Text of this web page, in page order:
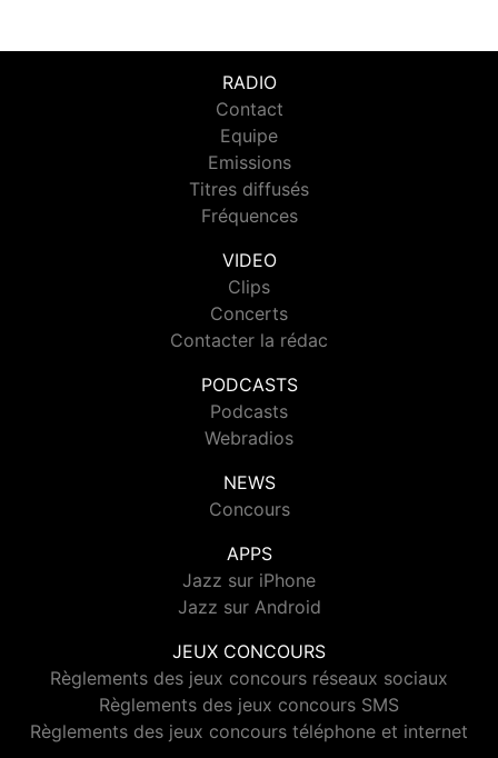
RADIO
Contact
Equipe
Emissions
Titres diffusés
Fréquences
VIDEO
Clips
Concerts
Contacter la rédac
PODCASTS
Podcasts
Webradios
NEWS
Concours
APPS
Jazz sur iPhone
Jazz sur Android
JEUX CONCOURS
Règlements des jeux concours réseaux sociaux
Règlements des jeux concours SMS
Règlements des jeux concours téléphone et internet